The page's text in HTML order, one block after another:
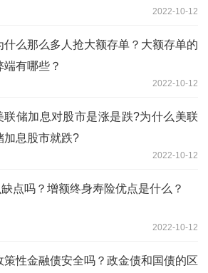
2022-10-12
什么那么多人抢大额存单？大额存单的
端有哪些？
2022-10-12
联储加息对股市是涨是跌?为什么美联
加息股市就跌?
2022-10-12
点吗？增额终身寿险优点是什么？
2022-10-12
策性金融债安全吗？政金债和国债的区